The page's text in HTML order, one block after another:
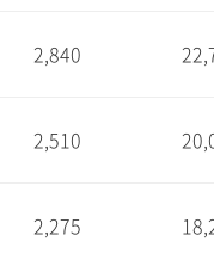
2,840
2,510
2,275